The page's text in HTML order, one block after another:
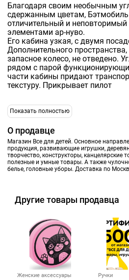
Благодаря своим необычным
сдержанным цветам,
отличительный и неповторимый
элементами ар-нуво.
Его кабина узкая, с двумя
Дополнительного
запасное колесо, не отведено.
рядом с парой
части кабины придают
текстуру. Прикрывает пилот
Показать полностью
О продавце
Магазин Все для детей. Основное
продукция, развивающие игрушки,
творчество, конструкторы, канцелярские
полезные и умные товары. А также
белье, головные уборы. Доставка по
Другие товары продавца
Женские аксессуары Ручки